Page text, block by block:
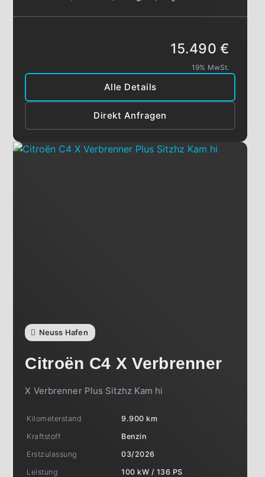
Alle Details
Direkt Anfragen
15.490 €
19% MwSt.
Neuss Hafen
Citroën C4 X Verbrenner
X Verbrenner Plus Sitzhz Kam hi
Kilometerstand
9.900 km
Kraftstoff
Benzin
Erstzulassung
03/2026
Leistung
100 kW / 136 PS